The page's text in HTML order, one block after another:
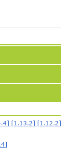
[1.13.2] [1.12.2]